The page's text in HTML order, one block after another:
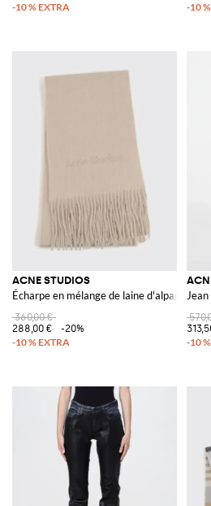
ACNE STUDIOS
Écharpe en mélange de laine d'alpaga
360,00 €
288,00 €
-20%